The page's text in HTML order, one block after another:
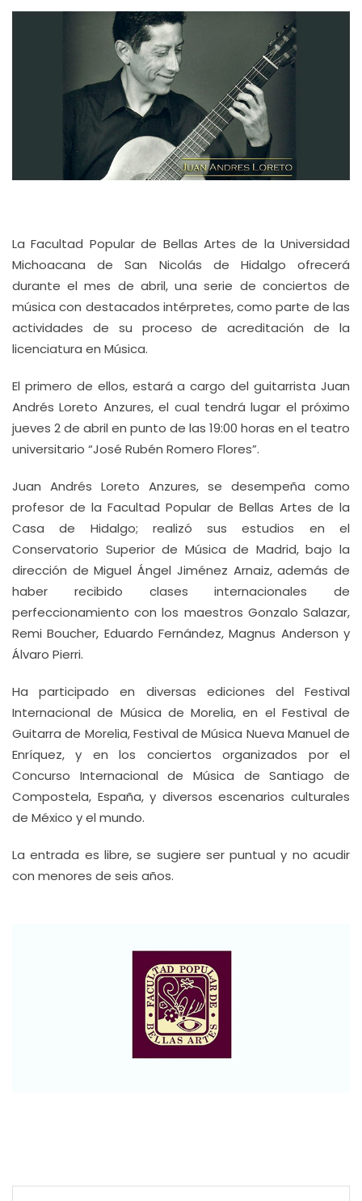
La Facultad Popular de Bellas Artes de la Universidad
Michoacana de San Nicolás de Hidalgo ofrecerá
durante el mes de abril, una serie de conciertos de
música con destacados intérpretes, como parte de las
actividades de su proceso de acreditación de la
licenciatura en Música.
El primero de ellos, estará a cargo del guitarrista Juan
Andrés Loreto Anzures, el cual tendrá lugar el próximo
jueves 2 de abril en punto de las 19:00 horas en el teatro
universitario “José Rubén Romero Flores”.
Juan Andrés Loreto Anzures, se desempeña como
profesor de la Facultad Popular de Bellas Artes de la
Casa de Hidalgo; realizó sus estudios en el
Conservatorio Superior de Música de Madrid, bajo la
dirección de Miguel Ángel Jiménez Arnaiz, además de
haber recibido clases internacionales de
perfeccionamiento con los maestros Gonzalo Salazar,
Remi Boucher, Eduardo Fernández, Magnus Anderson y
Álvaro Pierri.
Ha participado en diversas ediciones del Festival
Internacional de Música de Morelia, en el Festival de
Guitarra de Morelia, Festival de Música Nueva Manuel de
Enríquez, y en los conciertos organizados por el
Concurso Internacional de Música de Santiago de
Compostela, España, y diversos escenarios culturales
de México y el mundo.
La entrada es libre, se sugiere ser puntual y no acudir
con menores de seis años.